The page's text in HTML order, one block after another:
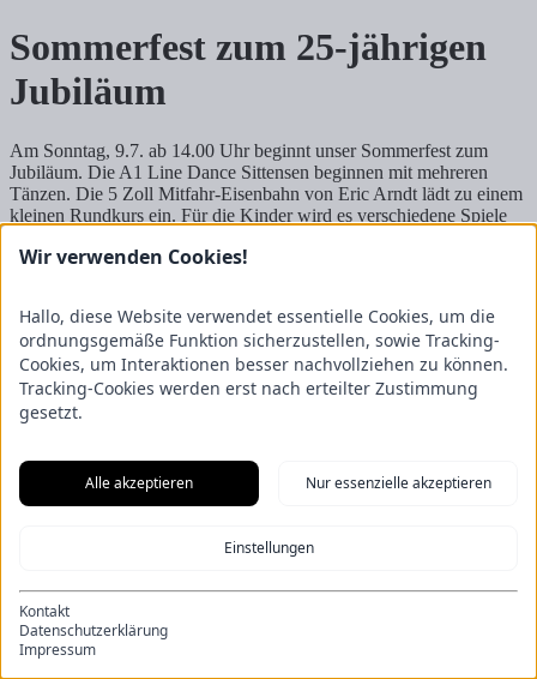
Sommerfest zum 25-jährigen
Jubiläum
Am Sonntag, 9.7. ab 14.00 Uhr beginnt unser Sommerfest zum
Jubiläum. Die A1 Line Dance Sittensen beginnen mit mehreren
Tänzen. Die 5 Zoll Mitfahr-Eisenbahn von Eric Arndt lädt zu einem
kleinen Rundkurs ein. Für die Kinder wird es verschiedene Spiele
planmäßigen Fahrten an diesem Tag
halben und vollen Stunde bis 16.30 Uhr. Fahrkarten sind in der
Bahn erhältlich. Wie immer haben wir alles zu Familienfreundlichen
Preisen. Wir freuen uns auf Euch!
Startseite
Datenschutzerklärung
Wir verwenden Cookies!
Hallo, diese Website verwendet essentielle Cookies, um die
ordnungsgemäße Funktion sicherzustellen, sowie Tracking-
Cookies, um Interaktionen besser nachvollziehen zu können.
Tracking-Cookies werden erst nach erteilter Zustimmung
gesetzt.
Alle akzeptieren Nur essenzielle akzeptieren
Einstellungen
Kontakt
Datenschutzerklärung
Impressum